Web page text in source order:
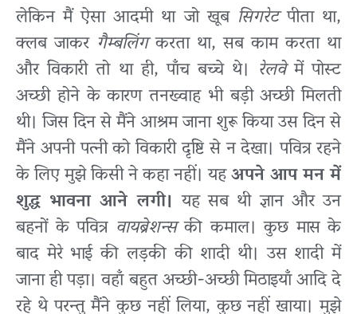
लेकिन मैं ऐसा आदमी था जो खूब सिगरेटपीता था,
क्लब जाकर गैम्बलिंगकरता था, सब काम करता था
और विकारी तो था ही, पाँच बच्चे थे। रेलवेमें पोस्ट
अच्छी होने के कारण तनख्वाह भी बड़ी अच्छी मिलती
थी। जिस दिन से मैंने आश्रम जाना शुरू किया उस दिन से
मैंने अपनी पत्नी को विकारी दृष्टि से न देखा। पवित्र रहने
के लिए मुझे किसी ने कहा नहीं। यहअपने आप मन में
शुद्ध भावना आने लगी। यह सब थी ज्ञान और उन
बहनों के पवित्र वायब्रेशन्सकी कमाल। कुछ मास के
बाद मेरे भाई की लड़की की शादी थी। उस शादी में
जाना ही पड़ा। वहाँ बहुत अच्छी-अच्छी मिठाइयाँ आदि दे